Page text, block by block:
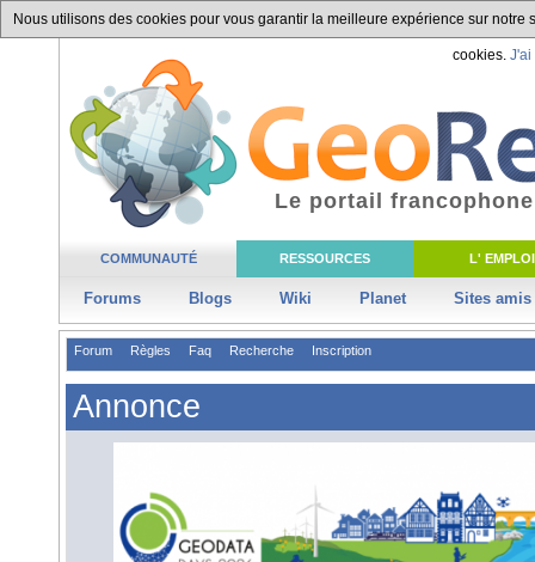
Nous utilisons des cookies pour vous garantir la meilleure expérience sur
cookies. J'ai
COMMUNAUTÉ RESSOURCES L' EMPLOI
Forums Blogs Wiki Planet Sites amis
Le portail
Forum Règles Faq Recherche Inscription
Annonce